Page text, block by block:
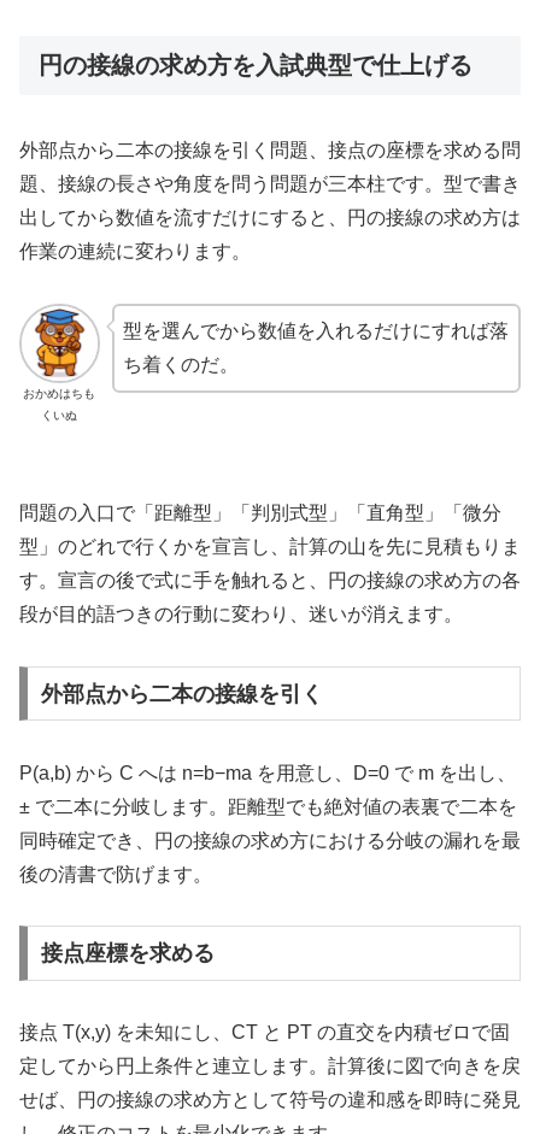
円の接線の求め方を入試典型で仕上げる
外部点から二本の接線を引く問題、接点の座標を求める問
題、接線の長さや角度を問う問題が三本柱です。型で書き
出してから数値を流すだけにすると、円の接線の求め方は
作業の連続に変わります。
おかめはちも
くいぬ
型を選んでから数値を入れるだけにすれば落
ち着くのだ。
問題の入口で「距離型」「判別式型」「直角型」「微分
型」のどれで行くかを宣言し、計算の山を先に見積もりま
す。宣言の後で式に手を触れると、円の接線の求め方の各
段が目的語つきの行動に変わり、迷いが消えます。
外部点から二本の接線を引く
P(a,b) から C へは n=b−ma を用意し、D=0 で m を出し、
± で二本に分岐します。距離型でも絶対値の表裏で二本を
同時確定でき、円の接線の求め方における分岐の漏れを最
後の清書で防げます。
接点座標を求める
接点 T(x,y) を未知にし、CT と PT の直交を内積ゼロで固
定してから円上条件と連立します。計算後に図で向きを戻
せば、円の接線の求め方として符号の違和感を即時に発見